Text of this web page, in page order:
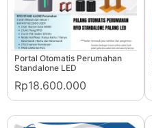
Portal Otomatis Perumahan
Standalone LED
Rp18.600.000